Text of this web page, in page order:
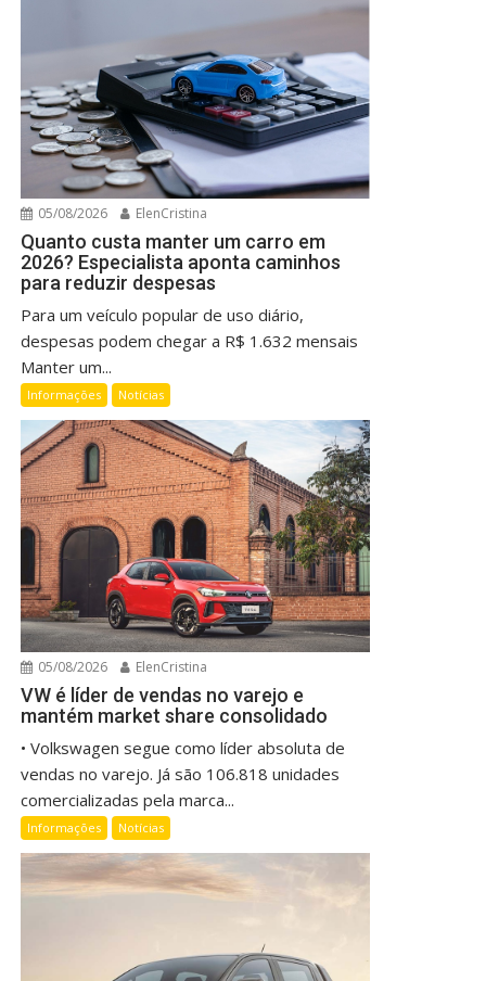
05/08/2026 ElenCristina
Quanto custa manter um carro em
2026? Especialista aponta caminhos
para reduzir despesas
Para um veículo popular de uso diário,
despesas podem chegar a R$ 1.632 mensais
Manter um...
Informações Notícias
05/08/2026 ElenCristina
VW é líder de vendas no varejo e
mantém market share consolidado
• Volkswagen segue como líder absoluta de
vendas no varejo. Já são 106.818 unidades
comercializadas pela marca...
Informações Notícias